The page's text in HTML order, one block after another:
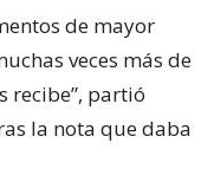
de mayor
veces más de
recibe”, partió
la nota que daba